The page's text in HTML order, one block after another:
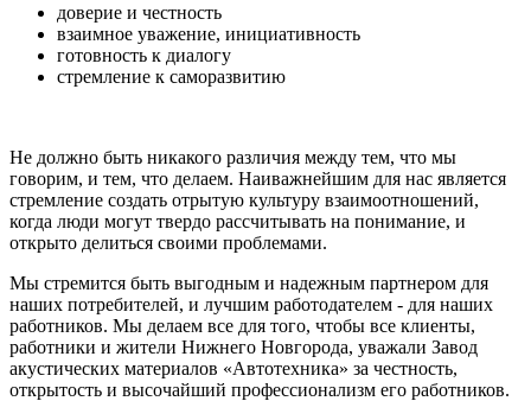
доверие и честность
взаимное уважение, инициативность
готовность к диалогу
стремление к саморазвитию
Не должно быть никакого различия между тем, что мы
говорим, и тем, что делаем. Наиважнейшим для нас является
стремление создать отрытую культуру взаимоотношений,
когда люди могут твердо рассчитывать на понимание, и
открыто делиться своими проблемами.
Мы стремится быть выгодным и надежным партнером для
наших потребителей, и лучшим работодателем - для наших
работников. Мы делаем все для того, чтобы все клиенты,
работники и жители Нижнего Новгорода, уважали Завод
акустических материалов «Автотехника» за честность,
открытость и высочайший профессионализм его работников.